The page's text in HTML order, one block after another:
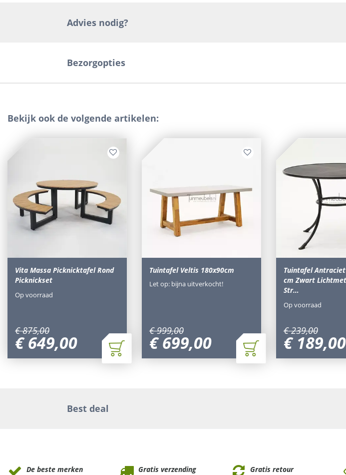
Advies nodig?
Bezorgopties
Bekijk ook de volgende artikelen:
Vita Massa Picknicktafel Rond
Picknickset
€ 875,00
€ 649,00
Op voorraad
Tuintafel Veltis 180x90cm
€ 999,00
€ 699,00
Let op: bijna uitverkocht!
Tuintafel Antraciet
cm Zwart
Str…
€ 239,00
€ 189,00
Op voorraad
Best deal
De beste merken Gratis verzending Gratis retour